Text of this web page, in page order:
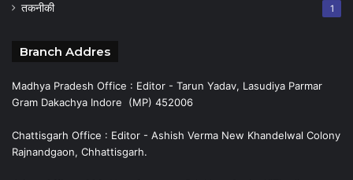
तकनीकी 1
Branch Addres
Madhya Pradesh Office : Editor - Tarun Yadav, Lasudiya Parmar
Gram Dakachya Indore (MP) 452006
Chattisgarh Office : Editor - Ashish Verma New Khandelwal Colony
Rajnandgaon, Chhattisgarh.